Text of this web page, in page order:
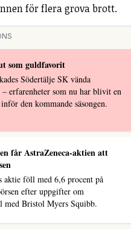
för flera grova brott.
som guldfavorit
Södertälje SK vända
erfarenheter som nu har blivit en
den kommande säsongen.
får AstraZeneca-aktien att
aktie föll med 6,6 procent på
efter uppgifter om
med Bristol Myers Squibb.